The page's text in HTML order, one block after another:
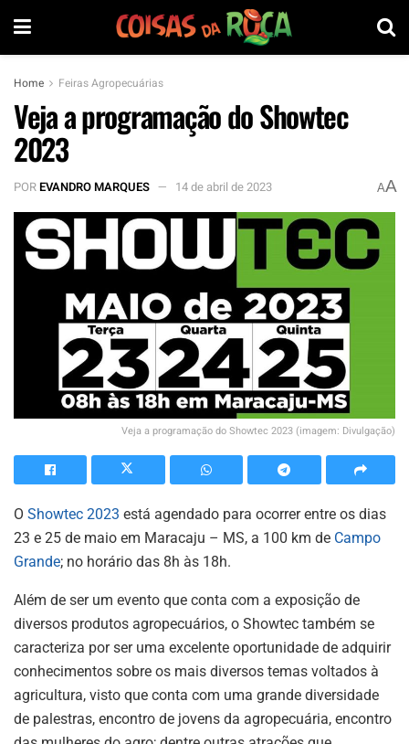
Home Feiras Agropecuárias
Veja a programação do Showtec
2023
POREVANDRO MARQUES 14 de abril de 2023 AA
Veja a programação do Showtec 2023 (imagem: Divulgação)
O Showtec 2023 está agendado para ocorrer entre os dias
23 e 25 de maio em Maracaju – MS, a 100 km de Campo
Grande; no horário das 8h às 18h.
Além de ser um evento que conta com a exposição de
diversos produtos agropecuários, o Showtec também se
caracteriza por ser uma excelente oportunidade de adquirir
conhecimentos sobre os mais diversos temas voltados à
agricultura, visto que conta com uma grande diversidade
de palestras, encontro de jovens da agropecuária, encontro